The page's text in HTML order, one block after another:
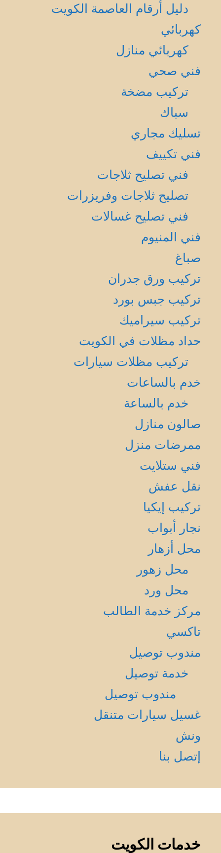
دليل أرقام العاصمة الكويت
كهربائي
كهربائي منازل
فني صحي
تركيب مضخة
سباك
تسليك مجاري
فني تكييف
فني تصليح ثلاجات
تصليح ثلاجات وفريزرات
فني تصليح غسالات
فني المنيوم
صباغ
تركيب ورق جدران
تركيب جبس بورد
تركيب سيراميك
حداد مظلات في الكويت
تركيب مظلات سيارات
خدم بالساعات
خدم بالساعة
صالون منازل
ممرضات منزل
فني ستلايت
نقل عفش
تركيب إيكيا
نجار أبواب
محل أزهار
محل زهور
محل ورد
مركز خدمة الطالب
تاكسي
مندوب توصيل
خدمة توصيل
مندوب توصيل
غسيل سيارات متنقل
ونش
إتصل بنا
خدمات الكويت